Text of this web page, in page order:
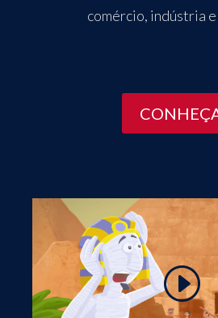
comércio, indústria